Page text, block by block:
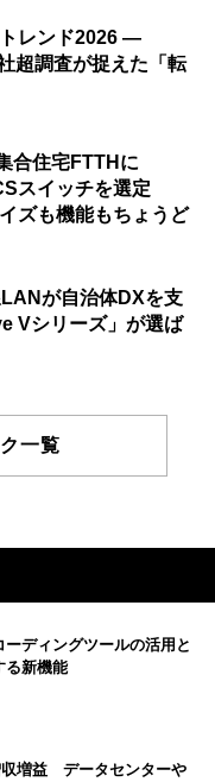
レンド2026 ―
超調査が捉えた「転
合住宅FTTHに
スイッチを選定
ズも機能もちょうど
が自治体DXを支
Vシリーズ」が選ば
一覧
ディングツールの活用と
る新機能
収増益 データセンターや